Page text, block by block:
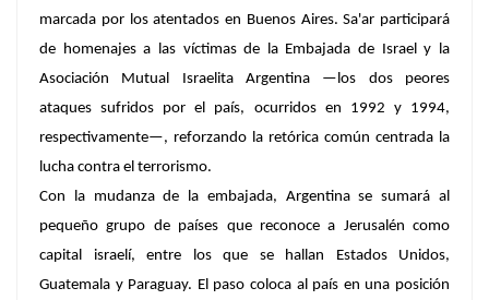
marcada por los atentados en Buenos Aires. Sa'ar participará
de homenajes a las víctimas de la Embajada de Israel y la
Asociación Mutual Israelita Argentina —los dos peores
ataques sufridos por el país, ocurridos en 1992 y 1994,
respectivamente—, reforzando la retórica común centrada la
lucha contra el terrorismo.
Con la mudanza de la embajada, Argentina se sumará al
pequeño grupo de países que reconoce a Jerusalén como
capital israelí, entre los que se hallan Estados Unidos,
Guatemala y Paraguay. El paso coloca al país en una posición